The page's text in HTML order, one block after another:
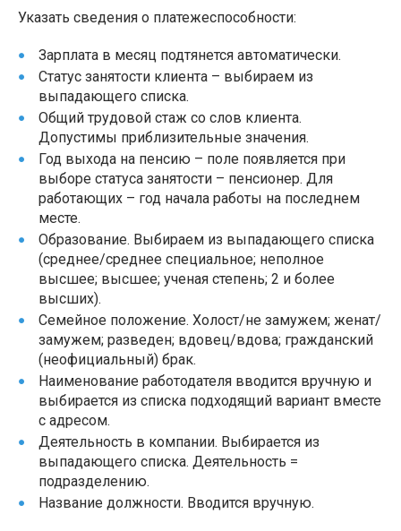
Указать сведения о платежеспособности:
Зарплата в месяц подтянется автоматически.
Статус занятости клиента – выбираем из
выпадающего списка.
Общий трудовой стаж со слов клиента.
Допустимы приблизительные значения.
Год выхода на пенсию – поле появляется при
выборе статуса занятости – пенсионер. Для
работающих – год начала работы на последнем
месте.
Образование. Выбираем из выпадающего списка
(среднее/среднее специальное; неполное
высшее; высшее; ученая степень; 2 и более
высших).
Семейное положение. Холост/не замужем; женат/
замужем; разведен; вдовец/вдова; гражданский
(неофициальный) брак.
Наименование работодателя вводится вручную и
выбирается из списка подходящий вариант вместе
с адресом.
Деятельность в компании. Выбирается из
выпадающего списка. Деятельность =
подразделению.
Название должности. Вводится вручную.